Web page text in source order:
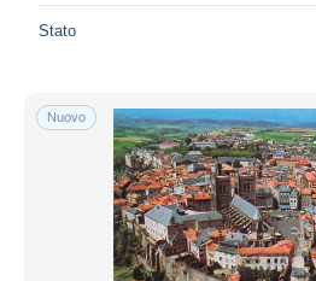
Residenza del venditore
Aggiorna
Stato
Nuovo